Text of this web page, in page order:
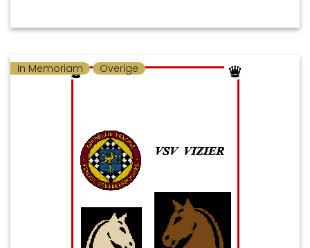
eerste team.
Drukkerij Van Spijk. Zij hebben daarmee
grote betekenis gehad voor de
schaakwereld, onder meer door het
drukken van vele schaakboeken en
jarenlang het KNSB-tijdschrift Schakend
Nederland. En ook meerdere
jubileumboeken van onze vereniging.
In Memoriam Overige